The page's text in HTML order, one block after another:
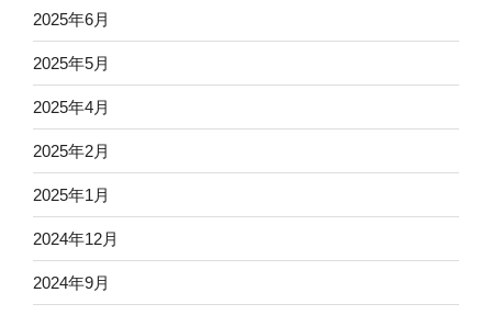
2025年6月
2025年5月
2025年4月
2025年2月
2025年1月
2024年12月
2024年9月